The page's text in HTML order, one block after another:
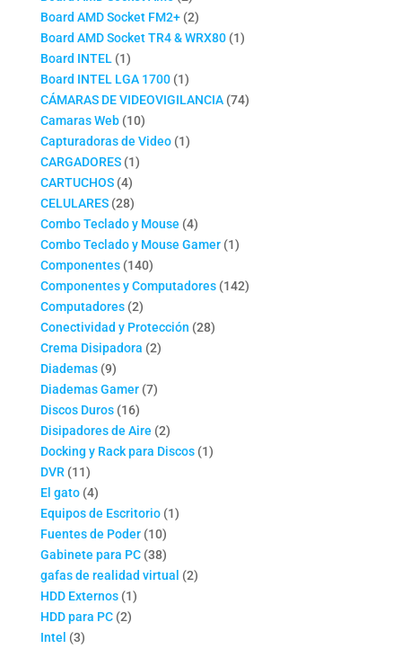
productos
Board AMD Socket FM2+ 22
productos
Board AMD Socket TR4 & WRX80 11
Board INTEL 11
producto
Board INTEL LGA 1700 11
producto
CÁMARAS DE VIDEOVIGILANCIA 7474
Camaras Web 1010
productos
Capturadoras de Video 11
CARGADORES 11
CARTUCHOS 44
productos
CELULARES 2828
productos
Combo Teclado y Mouse 44
productos
Combo Teclado y Mouse Gamer 11
Componentes 140140
productos
Componentes y Computadores 142142
Computadores 22
productos
Conectividad y Protección 2828
Crema Disipadora 22
Diademas 99
productos
Diademas Gamer 77
Discos Duros 1616
productos
Disipadores de Aire 22
productos
Docking y Rack para Discos 11
DVR 1111
productos
El gato 44
productos
Equipos de Escritorio 11
Fuentes de Poder 1010
productos
Gabinete para PC 3838
productos
gafas de realidad virtual 22
HDD Externos 11
HDD para PC 22
Intel 33